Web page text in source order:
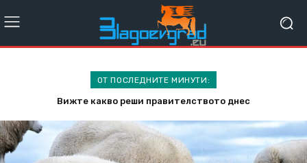
ОТ ПОСЛЕДНИТЕ МИНУТИ:
Вижте какво реши правителството днес
Набелязаха строги мерки за ограничаване
територията на област Благоевград